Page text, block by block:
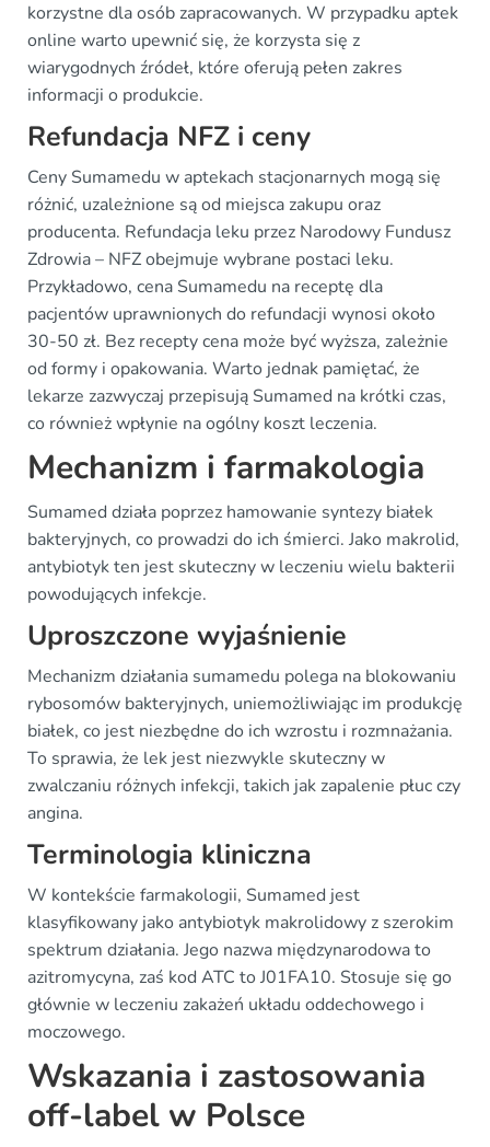
korzystne dla osób zapracowanych. W przypadku aptek
online warto upewnić się, że korzysta się z
wiarygodnych źródeł, które oferują pełen zakres
informacji o produkcie.
Refundacja NFZ i ceny
Ceny Sumamedu w aptekach stacjonarnych mogą się
różnić, uzależnione są od miejsca zakupu oraz
producenta. Refundacja leku przez Narodowy Fundusz
Zdrowia – NFZ obejmuje wybrane postaci leku.
Przykładowo, cena Sumamedu na receptę dla
pacjentów uprawnionych do refundacji wynosi około
30-50 zł. Bez recepty cena może być wyższa, zależnie
od formy i opakowania. Warto jednak pamiętać, że
lekarze zazwyczaj przepisują Sumamed na krótki czas,
co również wpłynie na ogólny koszt leczenia.
Mechanizm i farmakologia
Sumamed działa poprzez hamowanie syntezy białek
bakteryjnych, co prowadzi do ich śmierci. Jako makrolid,
antybiotyk ten jest skuteczny w leczeniu wielu bakterii
powodujących infekcje.
Uproszczone wyjaśnienie
Mechanizm działania sumamedu polega na blokowaniu
rybosomów bakteryjnych, uniemożliwiając im produkcję
białek, co jest niezbędne do ich wzrostu i rozmnażania.
To sprawia, że lek jest niezwykle skuteczny w
zwalczaniu różnych infekcji, takich jak zapalenie płuc czy
angina.
Terminologia kliniczna
W kontekście farmakologii, Sumamed jest
klasyfikowany jako antybiotyk makrolidowy z szerokim
spektrum działania. Jego nazwa międzynarodowa to
azitromycyna, zaś kod ATC to J01FA10. Stosuje się go
głównie w leczeniu zakażeń układu oddechowego i
moczowego.
Wskazania i zastosowania
off-label w Polsce